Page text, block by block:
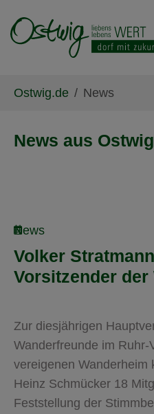
Ostwig.de News
News aus Ostwig
News
Volker
Vorsitzender der
Zur diesjährigen
Wanderfreunde im Ruhr-
vereigenen Wanderheim
Heinz Schmücker 18
Feststellung der